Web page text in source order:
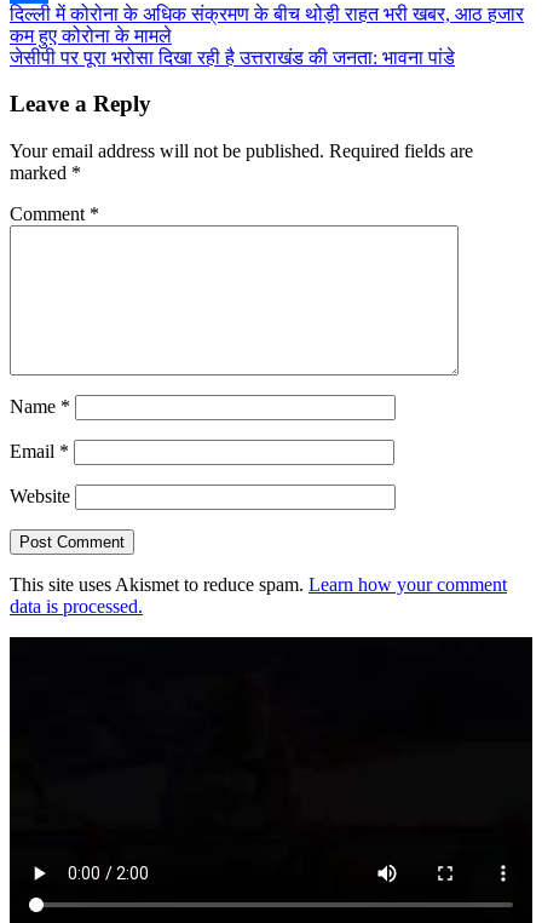
Share
Post
navigation
दिल्ली में कोरोना के अधिक संक्रमण के बीच थोड़ी राहत भरी खबर, आठ हजार
कम हुए कोरोना के मामले
जेसीपी पर पूरा भरोसा दिखा रही है उत्तराखंड की जनता: भावना पांडे
Leave a Reply
Your email address will not be published. Required fields are
marked *
Comment *
Name *
Email *
Website
This site uses Akismet to reduce spam. Learn how your comment
data is processed.